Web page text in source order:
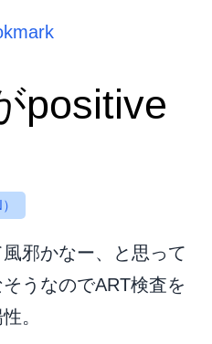
positive
邪かなー、と思って
うなのでART検査を
。